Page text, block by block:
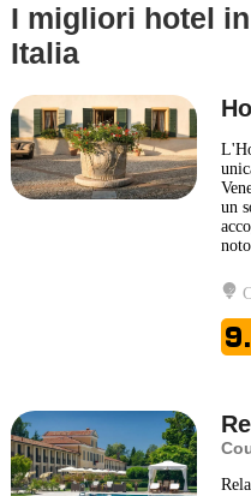
I migliori hotel
Italia
un
per